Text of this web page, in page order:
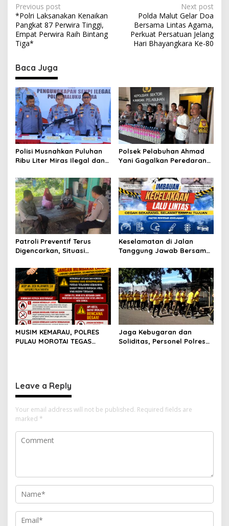
P
o
s
t
n
a
v
i
g
a
t
i
o
n
Previous post
*Polri Laksanakan Kenaikan
Pangkat 87 Perwira Tinggi,
Empat Perwira Raih Bintang
Tiga*
Next post
Polda Malut Gelar Doa
Bersama Lintas Agama,
Perkuat Persatuan Jelang
Hari Bhayangkara Ke-80
Baca Juga
Polisi Musnahkan Puluhan
Ribu Liter Miras Ilegal dan
Peredaran Senjata Api
Lintas Negara
Polsek Pelabuhan Ahmad
Yani Gagalkan Peredaran
Disembunyikan di Dapur
Kapal
Patroli Preventif Terus
Digencarkan, Situasi
Morotai Tetap Aman dan
Kondusif
Keselamatan di Jalan
Tanggung Jawab Bersama,
Edukasi Cegah Kecelakaan
Lalu Lintas
MUSIM KEMARAU, POLRES
PULAU MOROTAI TEGAS
Jaga Kebugaran dan
Soliditas, Personel Polres
Leave a Reply
Your email address will not be published. Required fields are
marked *